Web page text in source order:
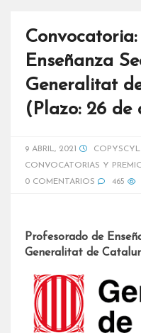
Enseñanza
Generalitat
(Plazo: 26 de
9 ABRIL, 2021
COPYSCYL
CONVOCATORIAS Y
0 COMENTARIOS
465
Profesorado de
Generalitat de